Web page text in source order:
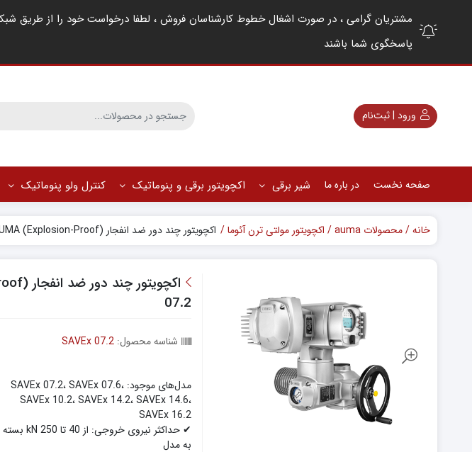
پاسخگوی شما باشند
ورود | ثبت‌نام
صفحه نخست در باره ما شیر برقی اکچویتور برقی و پنوماتیک کنترل ولو پنوماتیک
خانه محصولات auma اکچویتور مولتی ترن آئوما اکچویتور چند دور ضد انفجار (Explosion-Proof) AUMA مدل SAVEx 07.2
07.2
شناسه محصول:SAVEx 07.2
مدل‌های موجود: SAVEx 07.2، SAVEx 07.6،
SAVEx 10.2، SAVEx 14.2، SAVEx 14.6،
SAVEx 16.2
✔ حداکثر نیروی خروجی: از 40 تا 250 kN بسته
به مدل